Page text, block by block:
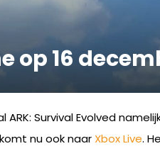
op 16
Survival Evolved
nu ook naar Xbox Live.